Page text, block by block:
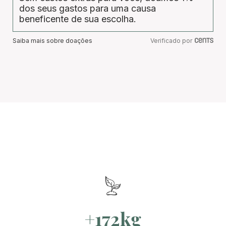
dos seus gastos para uma causa
beneficente de sua escolha.
Saiba mais sobre doações Verificado por
+172kg